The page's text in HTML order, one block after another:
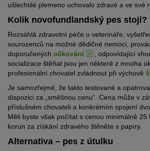
ušlechtilé plemeno uchovalo zdravé a ve své
Kolik novofundlandský pes stojí?
Rozsáhlá zdravotní péče u veterináře,
sourozenců na možné dědičné nemoci,
doporučených očkování
, odpovídající
socializace štěňat jsou jen některé z mnoha
profesionální chovatel zvládnout při výchově
Je samozřejmé, že takto testované a
dispozici za „směšnou cenu“. Cena může v
příslušném chovateli a konkrétním spojení
Měli byste však počítat s cenou minimálně 25
korun za získání zdravého štěněte s papíry.
Alternativa – pes z útulku